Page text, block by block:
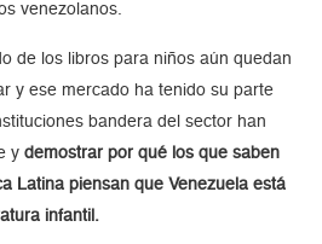
venezolanos.
de los libros para niños aún quedan
y ese mercado ha tenido su parte
bandera del sector han
ydemostrar por qué los que saben
Latina piensan que Venezuela está
infantil.